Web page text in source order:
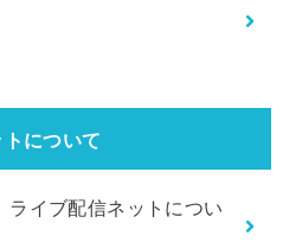
について
イブ配信ネットについ